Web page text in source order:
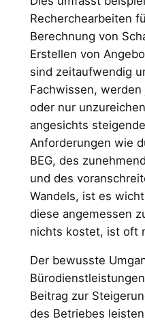
Recherchearbeiten
Berechnung von
Erstellen von
sind zeitaufwendig
Fachwissen,
oder nur
angesichts
Anforderungen wie
BEG, des
und des
Wandels, ist es
diese angemessen
nichts kostet, ist oft
Der bewusste
Beitrag zur
des Betriebes